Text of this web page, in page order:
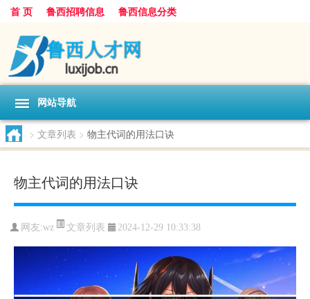
首 页 鲁西招聘信息 鲁西信息分类
网站导航
> 文章列表 > 物主代词的用法口诀
物主代词的用法口诀
网友:wz 文章列表 2024-12-29 10:33:38